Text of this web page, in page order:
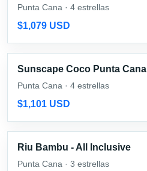
Punta Cana · 4 estrellas
$1,079 USD
Sunscape Coco Punta Cana
Punta Cana · 4 estrellas
$1,101 USD
Riu Bambu - All Inclusive
Punta Cana · 3 estrellas